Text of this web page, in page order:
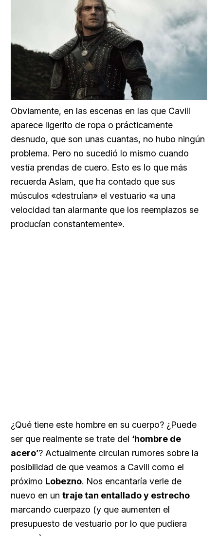
Obviamente, en las escenas en las que Cavill
aparece ligerito de ropa o prácticamente
desnudo, que son unas cuantas, no hubo ningún
problema. Pero no sucedió lo mismo cuando
vestía prendas de cuero. Esto es lo que más
recuerda Aslam, que ha contado que sus
músculos «destruían» el vestuario «a una
velocidad tan alarmante que los reemplazos se
producían constantemente».
¿Qué tiene este hombre en su cuerpo? ¿Puede
ser que realmente se trate del ‘hombre de
acero’? Actualmente circulan rumores sobre la
posibilidad de que veamos a Cavill como el
próximo Lobezno. Nos encantaría verle de
nuevo en un traje tan entallado y estrecho
marcando cuerpazo (y que aumenten el
presupuesto de vestuario por lo que pudiera